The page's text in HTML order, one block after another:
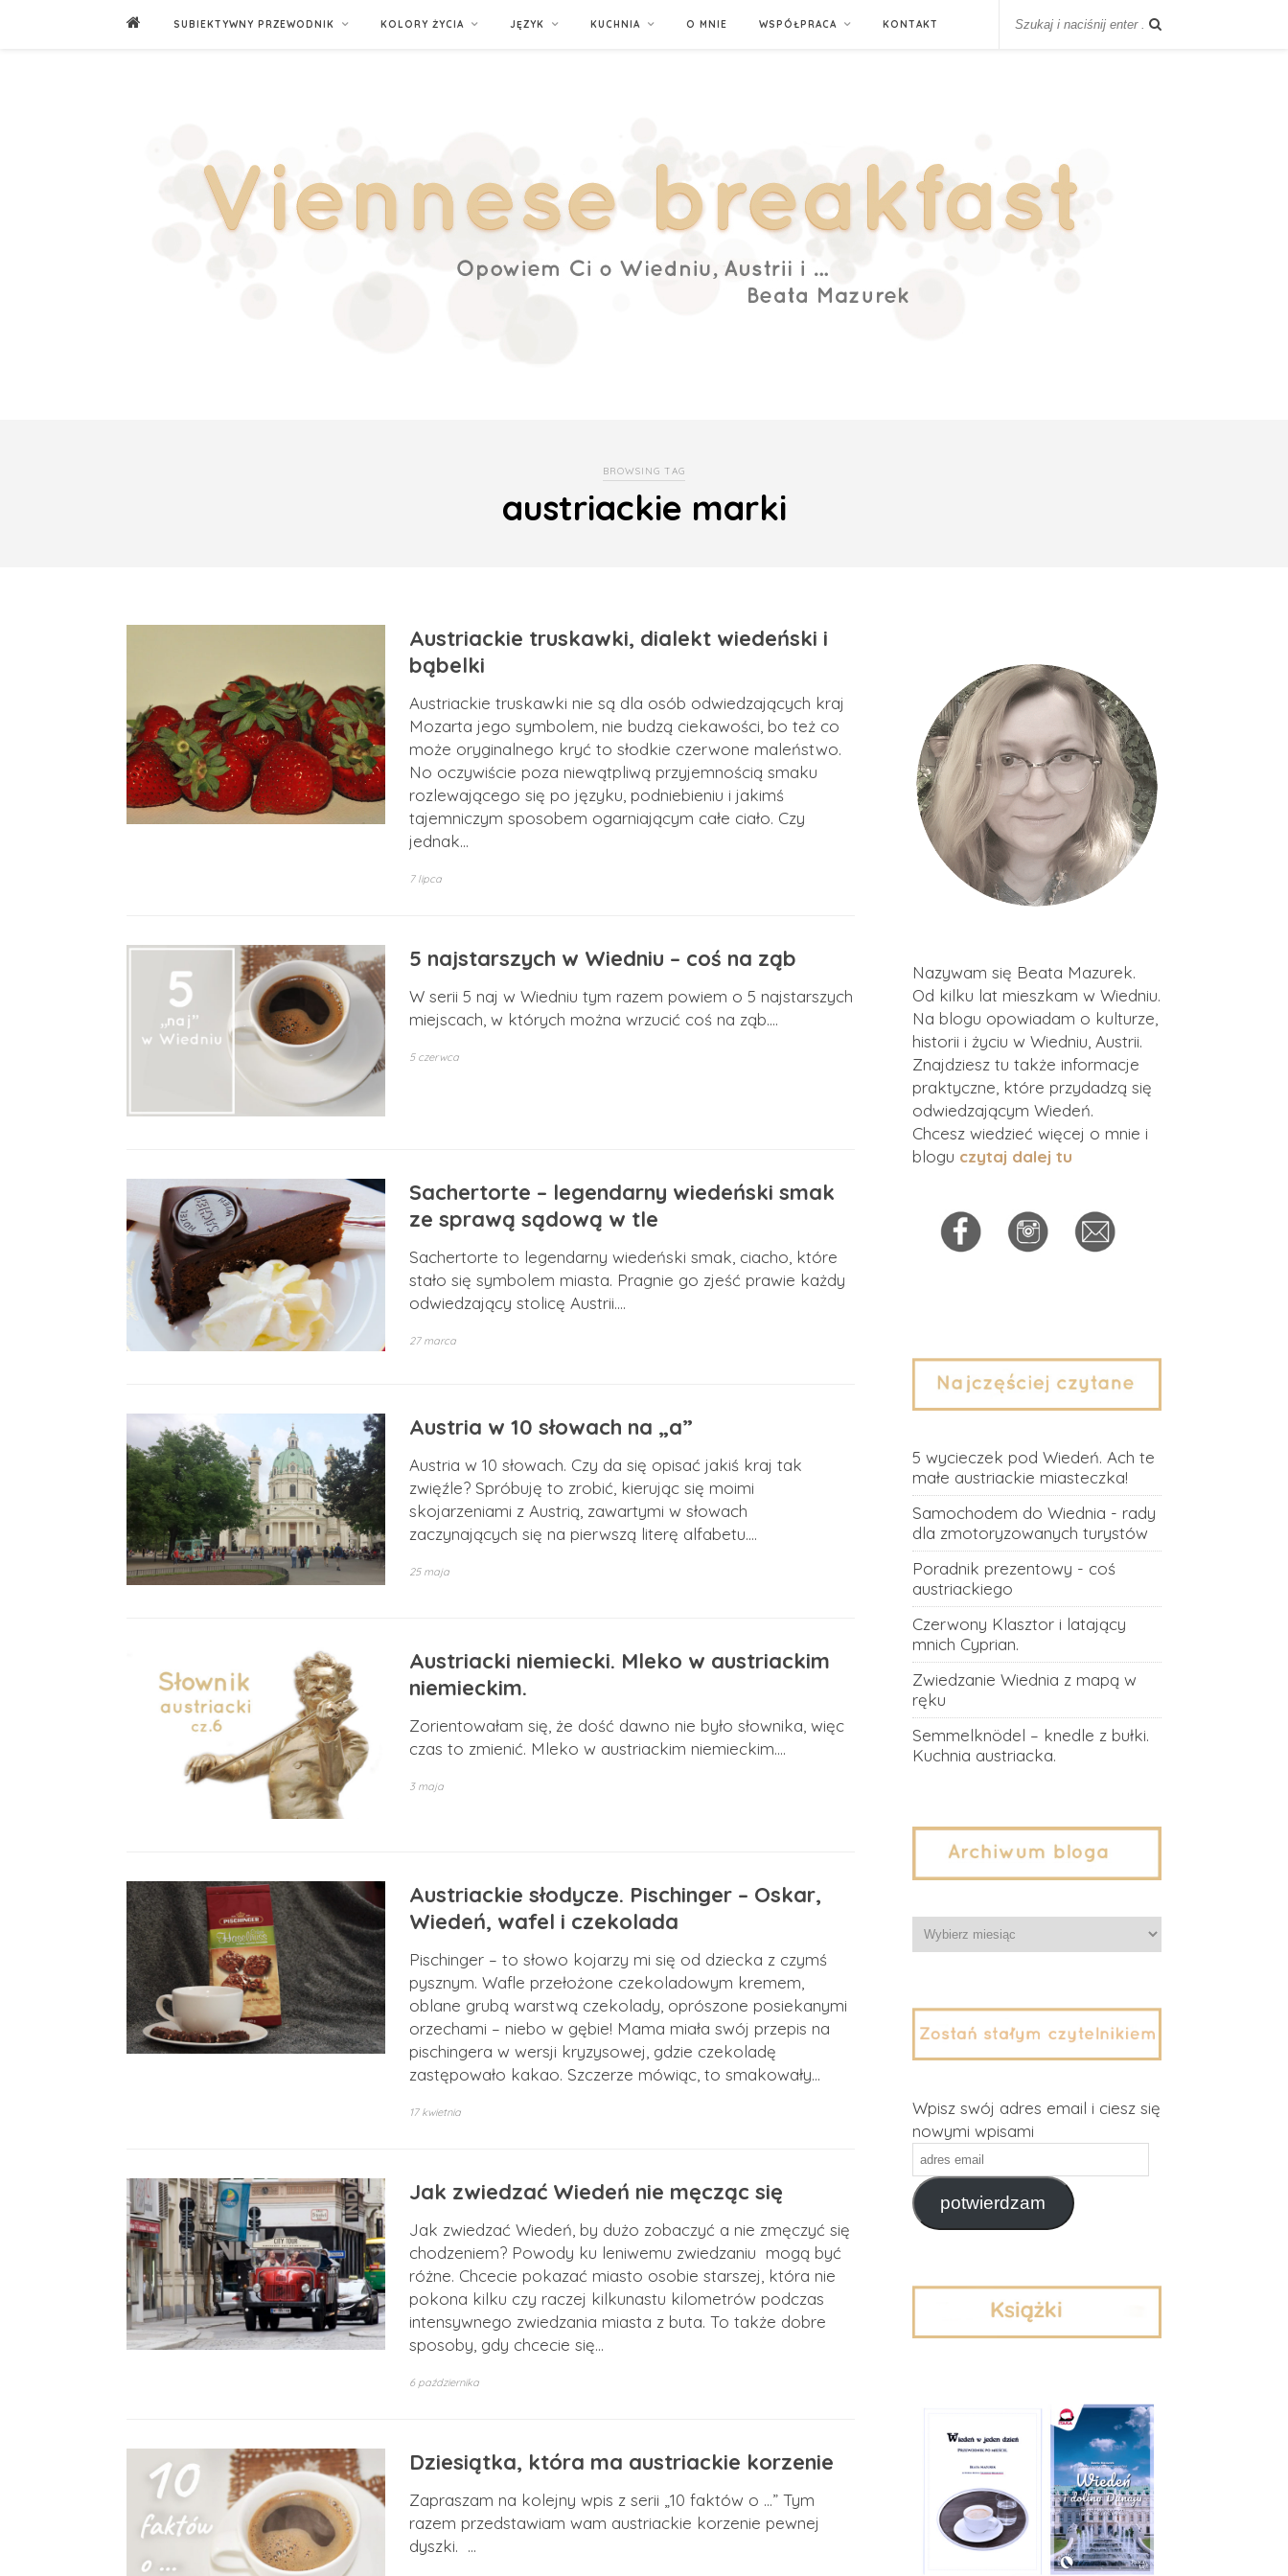
SUBIEKTYWNY PRZEWODNIK KOLORY ŻYCIA JĘZYK KUCHNIA O MNIE WSPÓŁPRACA KONTAKT
BROWSING TAG
austriackie marki
Austriackie truskawki, dialekt wiedeński i
bąbelki
Austriackie truskawki nie są dla osób odwiedzających kraj
Mozarta jego symbolem, nie budzą ciekawości, bo też co
może oryginalnego kryć to słodkie czerwone maleństwo.
No oczywiście poza niewątpliwą przyjemnością smaku
rozlewającego się po języku, podniebieniu i jakimś
tajemniczym sposobem ogarniającym całe ciało. Czy
jednak…
7 lipca
5 najstarszych w Wiedniu – coś na ząb
W serii 5 naj w Wiedniu tym razem powiem o 5 najstarszych
miejscach, w których można wrzucić coś na ząb.…
5 czerwca
Sachertorte – legendarny wiedeński smak
ze sprawą sądową w tle
Sachertorte to legendarny wiedeński smak, ciacho, które
stało się symbolem miasta. Pragnie go zjeść prawie każdy
odwiedzający stolicę Austrii.…
27 marca
Austria w 10 słowach na „a”
Austria w 10 słowach. Czy da się opisać jakiś kraj tak
zwięźle? Spróbuję to zrobić, kierując się moimi
skojarzeniami z Austrią, zawartymi w słowach
zaczynających się na pierwszą literę alfabetu.…
25 maja
Austriacki niemiecki. Mleko w austriackim
niemieckim.
Zorientowałam się, że dość dawno nie było słownika, więc
czas to zmienić. Mleko w austriackim niemieckim.…
3 maja
Austriackie słodycze. Pischinger – Oskar,
Wiedeń, wafel i czekolada
Pischinger – to słowo kojarzy mi się od dziecka z czymś
pysznym. Wafle przełożone czekoladowym kremem,
oblane grubą warstwą czekolady, oprószone posiekanymi
orzechami – niebo w gębie! Mama miała swój przepis na
pischingera w wersji kryzysowej, gdzie czekoladę
zastępowało kakao. Szczerze mówiąc, to smakowały…
17 kwietnia
Jak zwiedzać Wiedeń nie męcząc się
Jak zwiedzać Wiedeń, by dużo zobaczyć a nie zmęczyć się
chodzeniem? Powody ku leniwemu zwiedzaniu mogą być
różne. Chcecie pokazać miasto osobie starszej, która nie
pokona kilku czy raczej kilkunastu kilometrów podczas
intensywnego zwiedzania miasta z buta. To także dobre
sposoby, gdy chcecie się…
6 października
Dziesiątka, która ma austriackie korzenie
Zapraszam na kolejny wpis z serii „10 faktów o …” Tym
razem przedstawiam wam austriackie korzenie pewnej
dyszki. …
Nazywam się Beata Mazurek.
Od kilku lat mieszkam w Wiedniu.
Na blogu opowiadam o kulturze,
historii i życiu w Wiedniu, Austrii.
Znajdziesz tu także informacje
praktyczne, które przydadzą się
odwiedzającym Wiedeń.
Chcesz wiedzieć więcej o mnie i
blogu czytaj dalej tu
5 wycieczek pod Wiedeń. Ach te
małe austriackie miasteczka!
Samochodem do Wiednia - rady
dla zmotoryzowanych turystów
Poradnik prezentowy - coś
austriackiego
Czerwony Klasztor i latający
mnich Cyprian.
Zwiedzanie Wiednia z mapą w
ręku
Semmelknödel – knedle z bułki.
Kuchnia austriacka.
Archiwa
Wpisz swój adres email i ciesz się
nowymi wpisami
adres
email
potwierdzam